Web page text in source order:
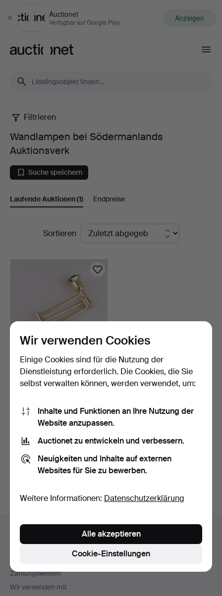
Schließen
Auctionet
Verfügbar auf Google Play Anzeigen
Wandlampen
bei
Södermanlands
Auktionsverk
Filtrieren
Wandlampen bei Södermanlands
Auktionsverk
Suche speichern
Laufende Auktionen(1) Endpreise
LaufendeSortieren
WANDLEUCHTE, Messing,
ausziehbar, EWA Värn…
4 Tage
53 USD
Sie können auch inBeendete Auktionen aus unserem
suchen.
Fußzeilen-
Kontakt mit dem Support aufnehmen
Zahlungsweisen
Wir versenden mit
Wir verwenden Cookies
Einige Cookies sind für die Nutzung der
Dienstleistung erforderlich. Die Cookies, die Sie
selbst verwalten können, werden verwendet, um:
Inhalte und Funktionen an Ihre Nutzung der
Website anzupassen.
Auctionet zu entwickeln und verbessern.
Neuigkeiten und Inhalte auf externen
Websites für Sie zu bewerben.
Weitere Informationen: Datenschutzerklärung
Cookie-Einstellungen
Alle akzeptieren